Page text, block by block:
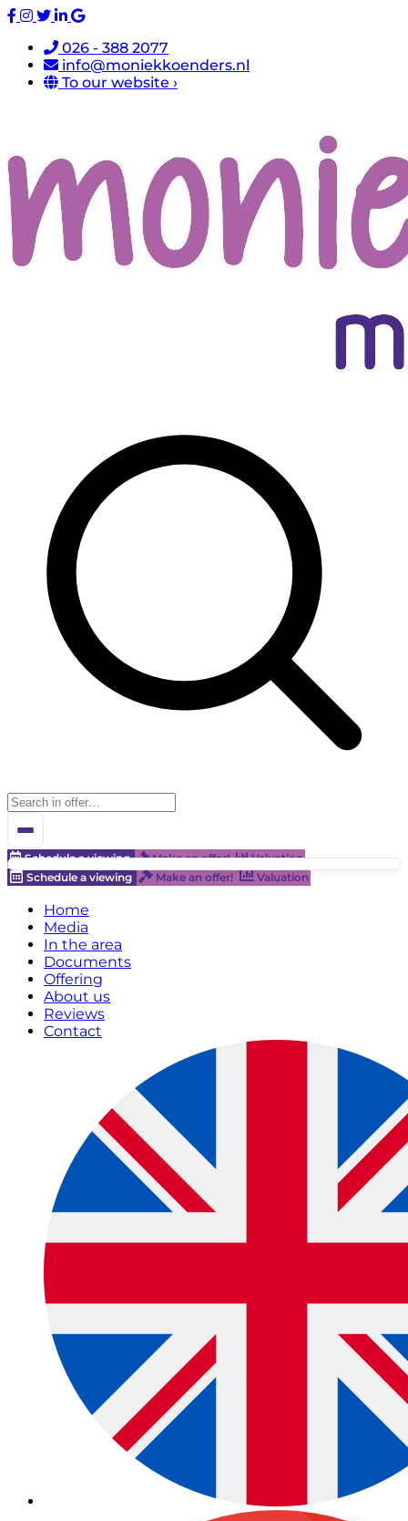
026 - 388 2077
info@moniekkoenders.nl
To our website ›
Schedule a viewing Make an offer!
Valuation
Schedule a viewing
Make an offer! Valuation
Home
Media
In the area
Documents
Offering
About us
Reviews
Contact